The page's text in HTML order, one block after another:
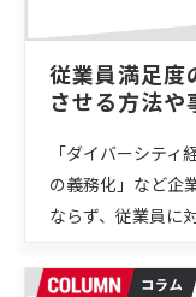
従業員満足度
させる方法や
「ダイバーシテ
の義務化」など企
ならず、従業員に